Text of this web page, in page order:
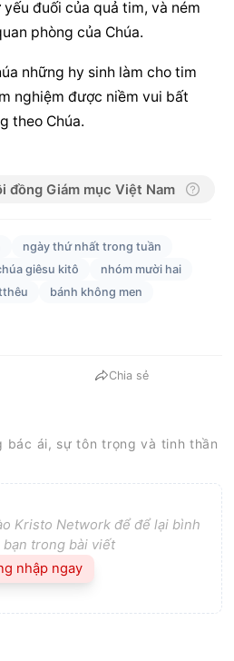
đuối của quả tim, và ném
phòng của Chúa.
những hy sinh làm cho tim
nghiệm được niềm vui bất
theo Chúa.
đồng Giám mục Việt Nam
ngày thứ nhất trong tuần
giêsu kitô
nhóm mười hai
bánh không men
Chia sẻ
bác ái, sự tôn trọng và tinh thần
Kristo Network để để lại bình
bạn trong bài viết
nhập ngay